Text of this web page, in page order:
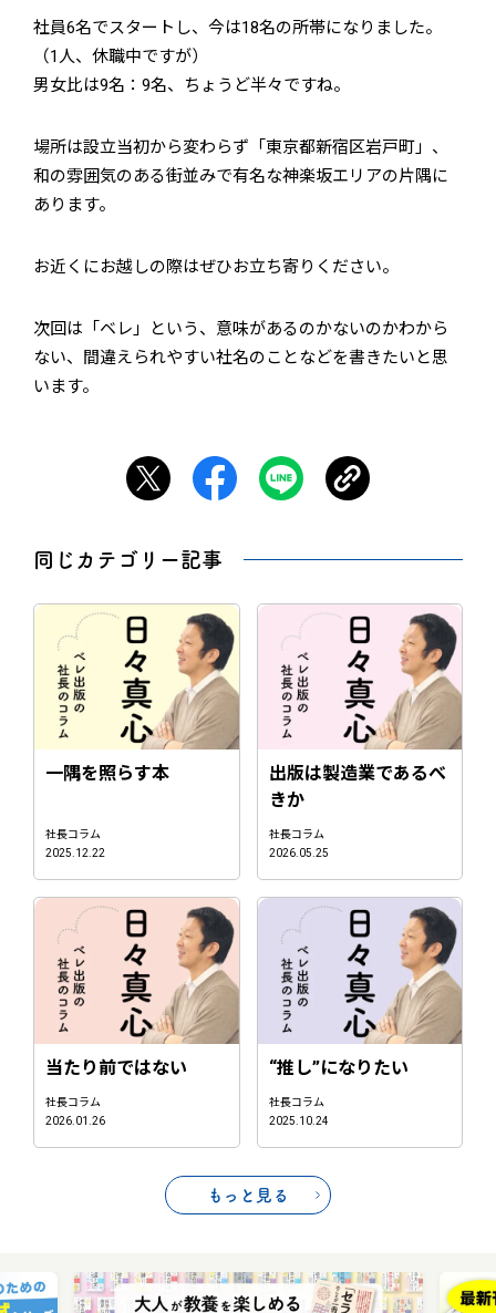
社員6名でスタートし、今は18名の所帯になりました。
（1人、休職中ですが）
男女比は9名：9名、ちょうど半々ですね。
場所は設立当初から変わらず「東京都新宿区岩戸町」、
和の雰囲気のある街並みで有名な神楽坂エリアの片隅に
あります。
お近くにお越しの際はぜひお立ち寄りください。
次回は「ベレ」という、意味があるのかないのかわから
ない、間違えられやすい社名のことなどを書きたいと思
います。
同じカテゴリー記事
一隅を照らす本
社長コラム
2025.12.22
出版は製造業であるべ
きか
社長コラム
2026.05.25
当たり前ではない
社長コラム
2026.01.26
“推し”になりたい
社長コラム
2025.10.24
もっと見る